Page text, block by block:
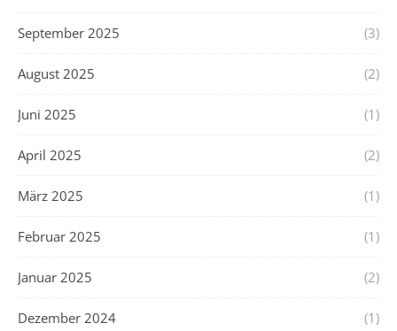
September 2025 (3)
August 2025 (2)
Juni 2025 (1)
April 2025 (2)
März 2025 (1)
Februar 2025 (1)
Januar 2025 (2)
Dezember 2024 (1)